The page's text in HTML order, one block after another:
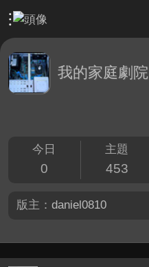
家庭劇院 › 我的家庭劇院
我的家庭劇院
今日
0
主題
453
版主： daniel0810